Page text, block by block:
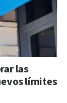
las
límites